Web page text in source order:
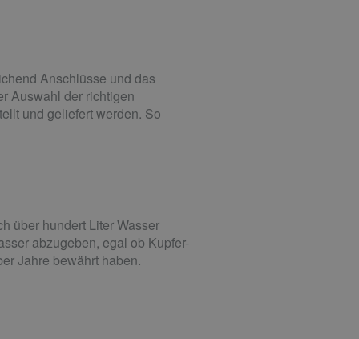
Anschlüsse und das
Auswahl der richtigen
und geliefert werden. So
über hundert Liter Wasser
abzugeben, egal ob Kupfer-
Jahre bewährt haben.